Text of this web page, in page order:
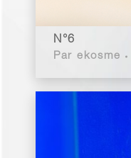
N°6
Par ekosme